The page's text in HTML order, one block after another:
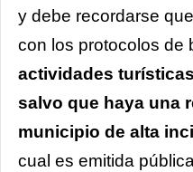
y debe recordarse
con los protocolos de
actividades
salvo que haya una
municipio de alta
cual es emitida